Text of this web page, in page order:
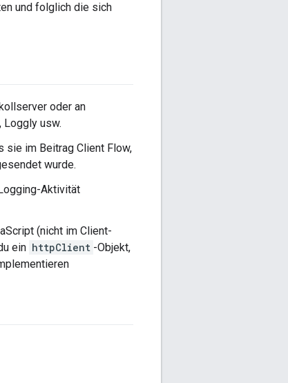
und folglich die sich
oder an
Loggly usw.
sie im Beitrag Client Flow,
wurde.
Aktivität
(nicht im Client-
ein httpClient -Objekt,